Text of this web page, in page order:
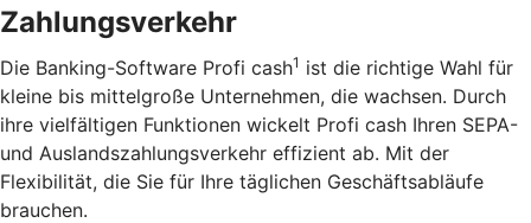
Zahlungsverkehr
Die Banking-Software Profi cash1 ist die richtige Wahl für
kleine bis mittelgroße Unternehmen, die wachsen. Durch
ihre vielfältigen Funktionen wickelt Profi cash Ihren SEPA-
und Auslandszahlungsverkehr effizient ab. Mit der
Flexibilität, die Sie für Ihre täglichen Geschäftsabläufe
brauchen.